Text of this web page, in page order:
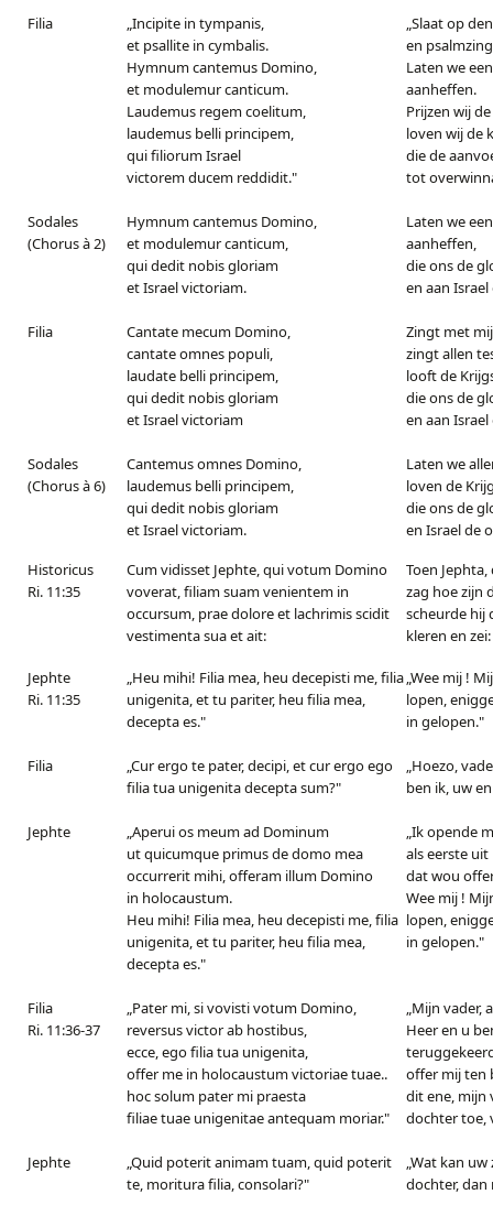
Filia
„Incipite in tympanis,
et psallite in cymbalis.
Hymnum cantemus Domino,
et modulemur canticum.
Laudemus regem coelitum,
laudemus belli principem,
qui filiorum Israel
victorem ducem reddidit."
„Slaat op
en
Laten we
aanheffen.
Prijzen wij
loven wij de
die de
tot
Sodales
(Chorus à 2)
Hymnum cantemus Domino,
et modulemur canticum,
qui dedit nobis gloriam
et Israel victoriam.
Laten we
aanheffen,
die ons de
en aan
Filia
Cantate mecum Domino,
cantate omnes populi,
laudate belli principem,
qui dedit nobis gloriam
et Israel victoriam
Zingt met
zingt allen
looft de
die ons de
en aan
Sodales
(Chorus à 6)
Cantemus omnes Domino,
laudemus belli principem,
qui dedit nobis gloriam
et Israel victoriam.
Laten we
loven de
die ons de
en Israel de
Historicus
Ri. 11:35
Cum vidisset Jephte, qui votum Domino
voverat, filiam suam venientem in
occursum, prae dolore et lachrimis scidit
vestimenta sua et ait:
Toen
zag hoe zijn
scheurde hij
kleren en zei:
Jephte
Ri. 11:35
„Heu mihi! Filia mea, heu decepisti me, filia
unigenita, et tu pariter, heu filia mea,
decepta es."
„Wee mij !
lopen,
in gelopen."
Filia
„Cur ergo te pater, decipi, et cur ergo ego
filia tua unigenita decepta sum?"
„Hoezo,
ben ik, uw
Jephte
„Aperui os meum ad Dominum
ut quicumque primus de domo mea
occurrerit mihi, offeram illum Domino
in holocaustum.
Heu mihi! Filia mea, heu decepisti me, filia
unigenita, et tu pariter, heu filia mea,
decepta es."
„Ik opende
als eerste
dat wou
Wee mij !
lopen,
in gelopen."
Filia
Ri. 11:36-37
„Pater mi, si vovisti votum Domino,
reversus victor ab hostibus,
ecce, ego filia tua unigenita,
offer me in holocaustum victoriae tuae..
hoc solum pater mi praesta
filiae tuae unigenitae antequam moriar."
„Mijn
Heer en u
offer mij ten
dit ene, mijn
dochter toe,
Jephte
„Quid poterit animam tuam, quid poterit
te, moritura filia, consolari?"
„Wat kan
dochter,